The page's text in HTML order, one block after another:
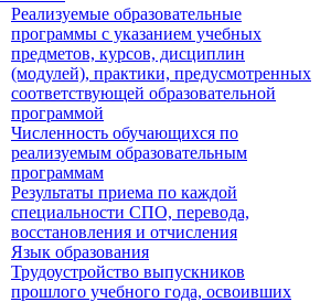
Реализуемые образовательные
программы с указанием учебных
предметов, курсов, дисциплин
(модулей), практики, предусмотренных
соответствующей образовательной
программой
Численность обучающихся по
реализуемым образовательным
программам
Результаты приема по каждой
специальности СПО, перевода,
восстановления и отчисления
Язык образования
Трудоустройство выпускников
прошлого учебного года, освоивших